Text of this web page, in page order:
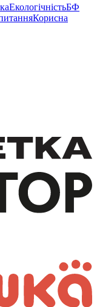
ЕкологічністьБФ
Корисна